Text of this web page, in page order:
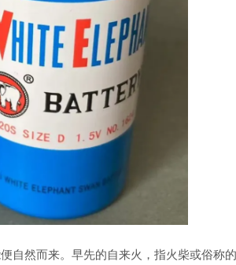
自然而来。早先的自来火，指火柴或俗称